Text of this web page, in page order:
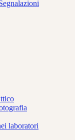
laboratori